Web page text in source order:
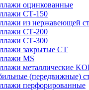
оцинкованные
СТ-150
из нержавеющей
СТ-200
СТ-300
закрытые СТ
MS
металлические
(передвижные)
перфорированные